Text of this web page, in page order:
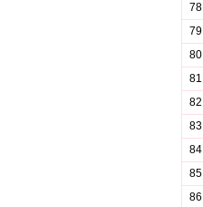
78
79
80
81
82
83
84
85
86